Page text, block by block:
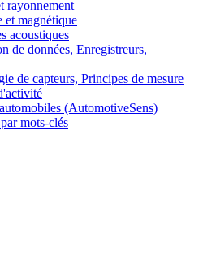
rayonnement
et magnétique
acoustiques
de données, Enregistreurs,
de capteurs, Principes de mesure
(AutomotiveSens)
mots-clés